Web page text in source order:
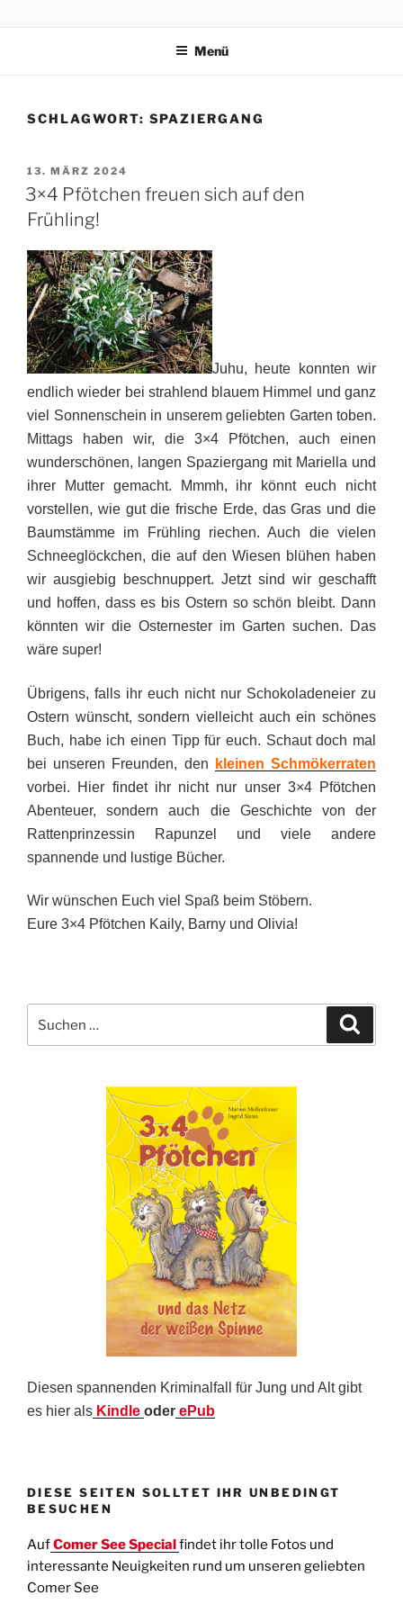
Menü
SCHLAGWORT: SPAZIERGANG
VERÖFFENTLICHT
AM
13. MÄRZ 2024
3×4 Pfötchen freuen sich auf den
Frühling!
Juhu, heute konnten wir
endlich wieder bei strahlend blauem Himmel und ganz
viel Sonnenschein in unserem geliebten Garten toben.
Mittags haben wir, die 3×4 Pfötchen, auch einen
wunderschönen, langen Spaziergang mit Mariella und
ihrer Mutter gemacht. Mmmh, ihr könnt euch nicht
vorstellen, wie gut die frische Erde, das Gras und die
Baumstämme im Frühling riechen. Auch die vielen
Schneeglöckchen, die auf den Wiesen blühen haben
wir ausgiebig beschnuppert. Jetzt sind wir geschafft
und hoffen, dass es bis Ostern so schön bleibt. Dann
könnten wir die Osternester im Garten suchen. Das
wäre super!
Übrigens, falls ihr euch nicht nur Schokoladeneier zu
Ostern wünscht, sondern vielleicht auch ein schönes
Buch, habe ich einen Tipp für euch. Schaut doch mal
bei unseren Freunden, den
kleinen Schmökerraten
vorbei. Hier findet ihr nicht nur unser 3×4 Pfötchen
Abenteuer, sondern auch die Geschichte von der
Rattenprinzessin Rapunzel und viele andere
spannende und lustige Bücher.
Wir wünschen Euch viel Spaß beim Stöbern.
Eure 3×4 Pfötchen Kaily, Barny und Olivia!
nach:
Diesen spannenden Kriminalfall für Jung und Alt gibt
es hier als Kindle oder ePub
DIESE SEITEN SOLLTET IHR UNBEDINGT
BESUCHEN
AufComer See Specialfindet ihr tolle Fotos und
interessante Neuigkeiten rund um unseren geliebten
Comer See